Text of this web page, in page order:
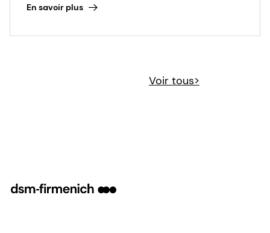
En savoir plus
Voir tous>